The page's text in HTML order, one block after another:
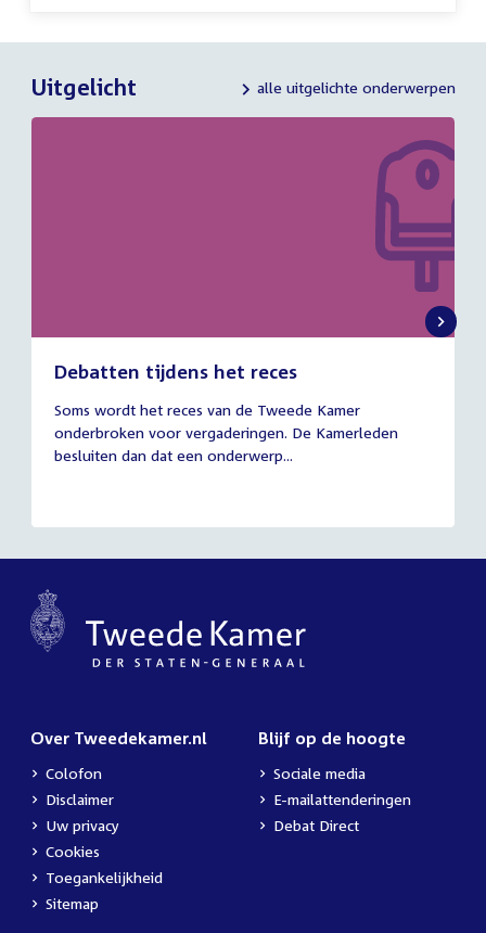
Uitgelicht alle uitgelichte onderwerpen
Debatten tijdens het reces
juli
2026
Soms wordt het reces van de Tweede Kamer
onderbroken voor vergaderingen. De Kamerleden
besluiten dan dat een onderwerp...
Over Tweedekamer.nl
Colofon
Disclaimer
Uw privacy
Cookies
Toegankelijkheid
Sitemap
Blijf op de hoogte
Sociale media
E-mailattenderingen
Debat Direct